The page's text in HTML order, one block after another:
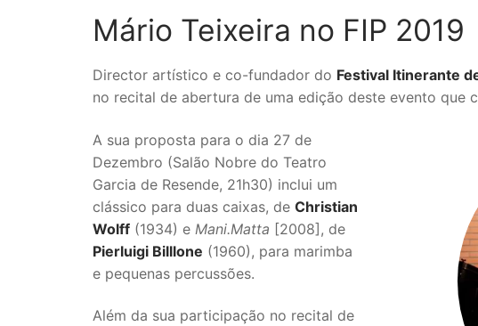
Mário Teixeira no FIP 2019
Director artístico e co-fundador do Festival Itinerante
no recital de abertura de uma edição deste evento que
A sua proposta para o dia 27 de
Dezembro (Salão Nobre do Teatro
Garcia de Resende, 21h30) inclui um
clássico para duas caixas, de Christian
Wolff (1934) e Mani.Matta [2008], de
Pierluigi Billlone (1960), para marimba
e pequenas percussões.
Além da sua participação no recital de